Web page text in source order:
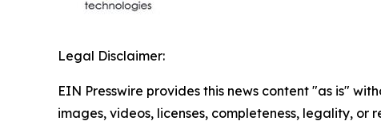
Legal Disclaimer:
EIN Presswire provides this news content "as is"
images, videos, licenses, completeness, legality,